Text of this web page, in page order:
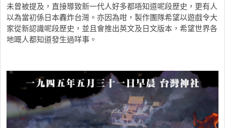
未曾被提及，直接導致新一代人好多都唔知道呢段歷史，更有人
以為當初係日本轟炸台灣。亦因為咁，製作團隊希望以遊戲令大
家從新認識呢段歷史，並且會推出英文及日文版本，希望世界各
地嘅人都知道發生過咩事。